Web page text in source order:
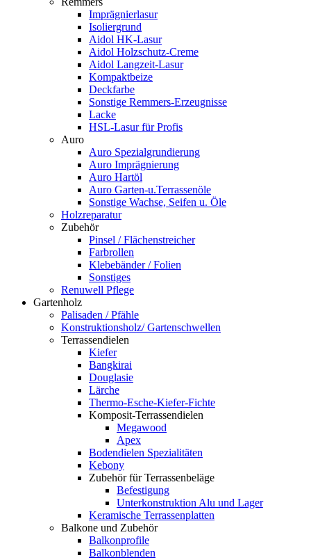
Imprägnierlasur
Isoliergrund
Aidol HK-Lasur
Aidol Holzschutz-Creme
Aidol Langzeit-Lasur
Kompaktbeize
Deckfarbe
Sonstige Remmers-Erzeugnisse
Lacke
HSL-Lasur für Profis
Auro
Auro Spezialgrundierung
Auro Imprägnierung
Auro Hartöl
Auro Garten-u.Terrassenöle
Sonstige Wachse, Seifen u. Öle
Holzreparatur
Zubehör
Pinsel / Flächenstreicher
Farbrollen
Klebebänder / Folien
Sonstiges
Renuwell Pflege
Gartenholz
Palisaden / Pfähle
Konstruktionsholz/ Gartenschwellen
Terrassendielen
Kiefer
Bangkirai
Douglasie
Lärche
Thermo-Esche-Kiefer-Fichte
Komposit-Terrassendielen
Megawood
Apex
Bodendielen Spezialitäten
Kebony
Zubehör für Terrassenbeläge
Befestigung
Unterkonstruktion Alu und Lager
Keramische Terrassenplatten
Balkone und Zubehör
Balkonprofile
Balkonblenden